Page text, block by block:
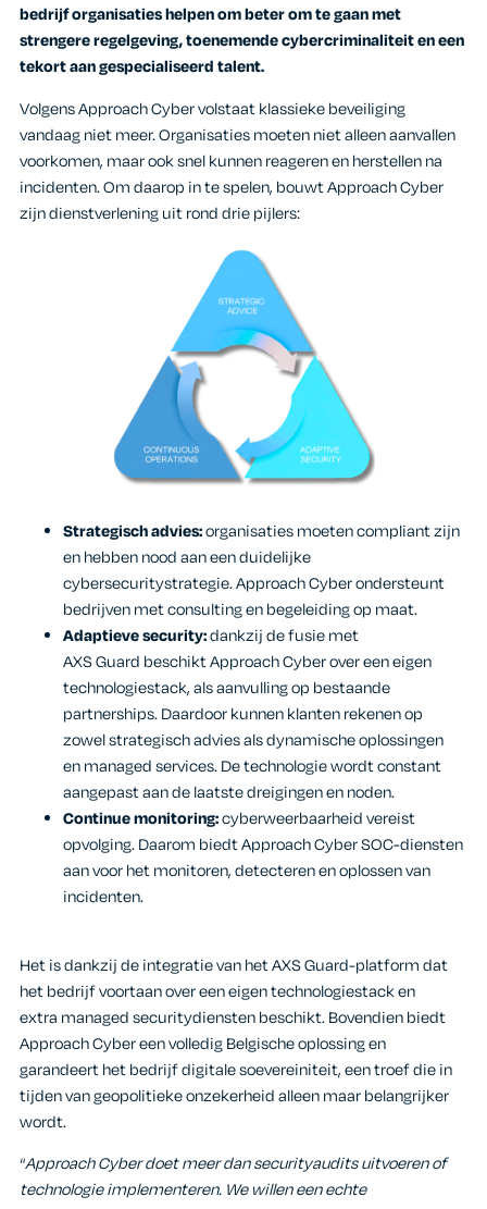
bedrijf organisaties helpen om beter om te gaan met
strengere regelgeving, toenemende cybercriminaliteit en een
tekort aan gespecialiseerd talent.
Volgens Approach Cyber volstaat klassieke beveiliging
vandaag niet meer. Organisaties moeten niet alleen aanvallen
voorkomen, maar ook snel kunnen reageren en herstellen na
incidenten. Om daarop in te spelen, bouwt Approach Cyber
zijn dienstverlening uit rond drie pijlers:
Strategisch advies:organisaties moeten compliant zijn
en hebben nood aan een duidelijke
cybersecuritystrategie. Approach Cyber ondersteunt
bedrijven met consulting en begeleiding op maat.
Adaptieve security:dankzij de fusie met
AXS Guard beschikt Approach Cyber over een eigen
technologiestack, als aanvulling op bestaande
partnerships. Daardoor kunnen klanten rekenen op
zowel strategisch advies als dynamische oplossingen
en managed services. De technologie wordt constant
aangepast aan de laatste dreigingen en noden.
Continue monitoring:cyberweerbaarheid vereist
opvolging. Daarom biedt Approach Cyber SOC-diensten
aan voor het monitoren, detecteren en oplossen van
incidenten.
Het is dankzij de integratie van het AXS Guard-platform dat
het bedrijf voortaan over een eigen technologiestack en
extra managed securitydiensten beschikt. Bovendien biedt
Approach Cyber een volledig Belgische oplossing en
garandeert het bedrijf digitale soevereiniteit, een troef die in
tijden van geopolitieke onzekerheid alleen maar belangrijker
wordt.
“Approach Cyber doet meer dan securityaudits uitvoeren of
technologie implementeren. We willen een echte